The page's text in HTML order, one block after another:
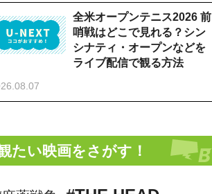
全米オープンテニス2026 前
哨戦はどこで見れる？シン
シナティ・オープンなどを
ライブ配信で観る方法
たい映画をさがす！